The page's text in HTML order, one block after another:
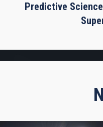
Predictive